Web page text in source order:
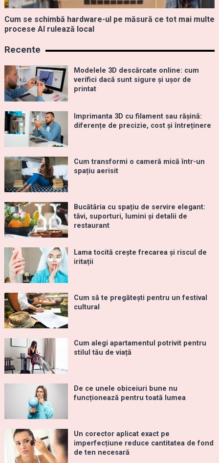
Cum se schimbă hardware-ul pe măsură ce tot mai multe
procese AI rulează local
Recente
Modelele 3D descărcate online: cum
verifici dacă sunt sigure și ușor de
printat
Imprimanta 3D cu filament sau rășină:
diferențe de precizie, cost și întreținere
Cum transformi o cameră mică într-un
spațiu aerisit
Bucătăria cu spațiu de servire elegant:
tăvi, suporturi, lumini și detalii de
restaurant
Lama tocită crește frecarea și riscul de
iritații
Cum să te pregătești pentru un festival
cultural
Cum alegi apartamentul potrivit pentru
stilul tău de viață
De ce unele obiceiuri bune nu
funcționează pentru toată lumea
Un corector aplicat exact pe
imperfecțiune reduce cantitatea de fond
de ten necesară